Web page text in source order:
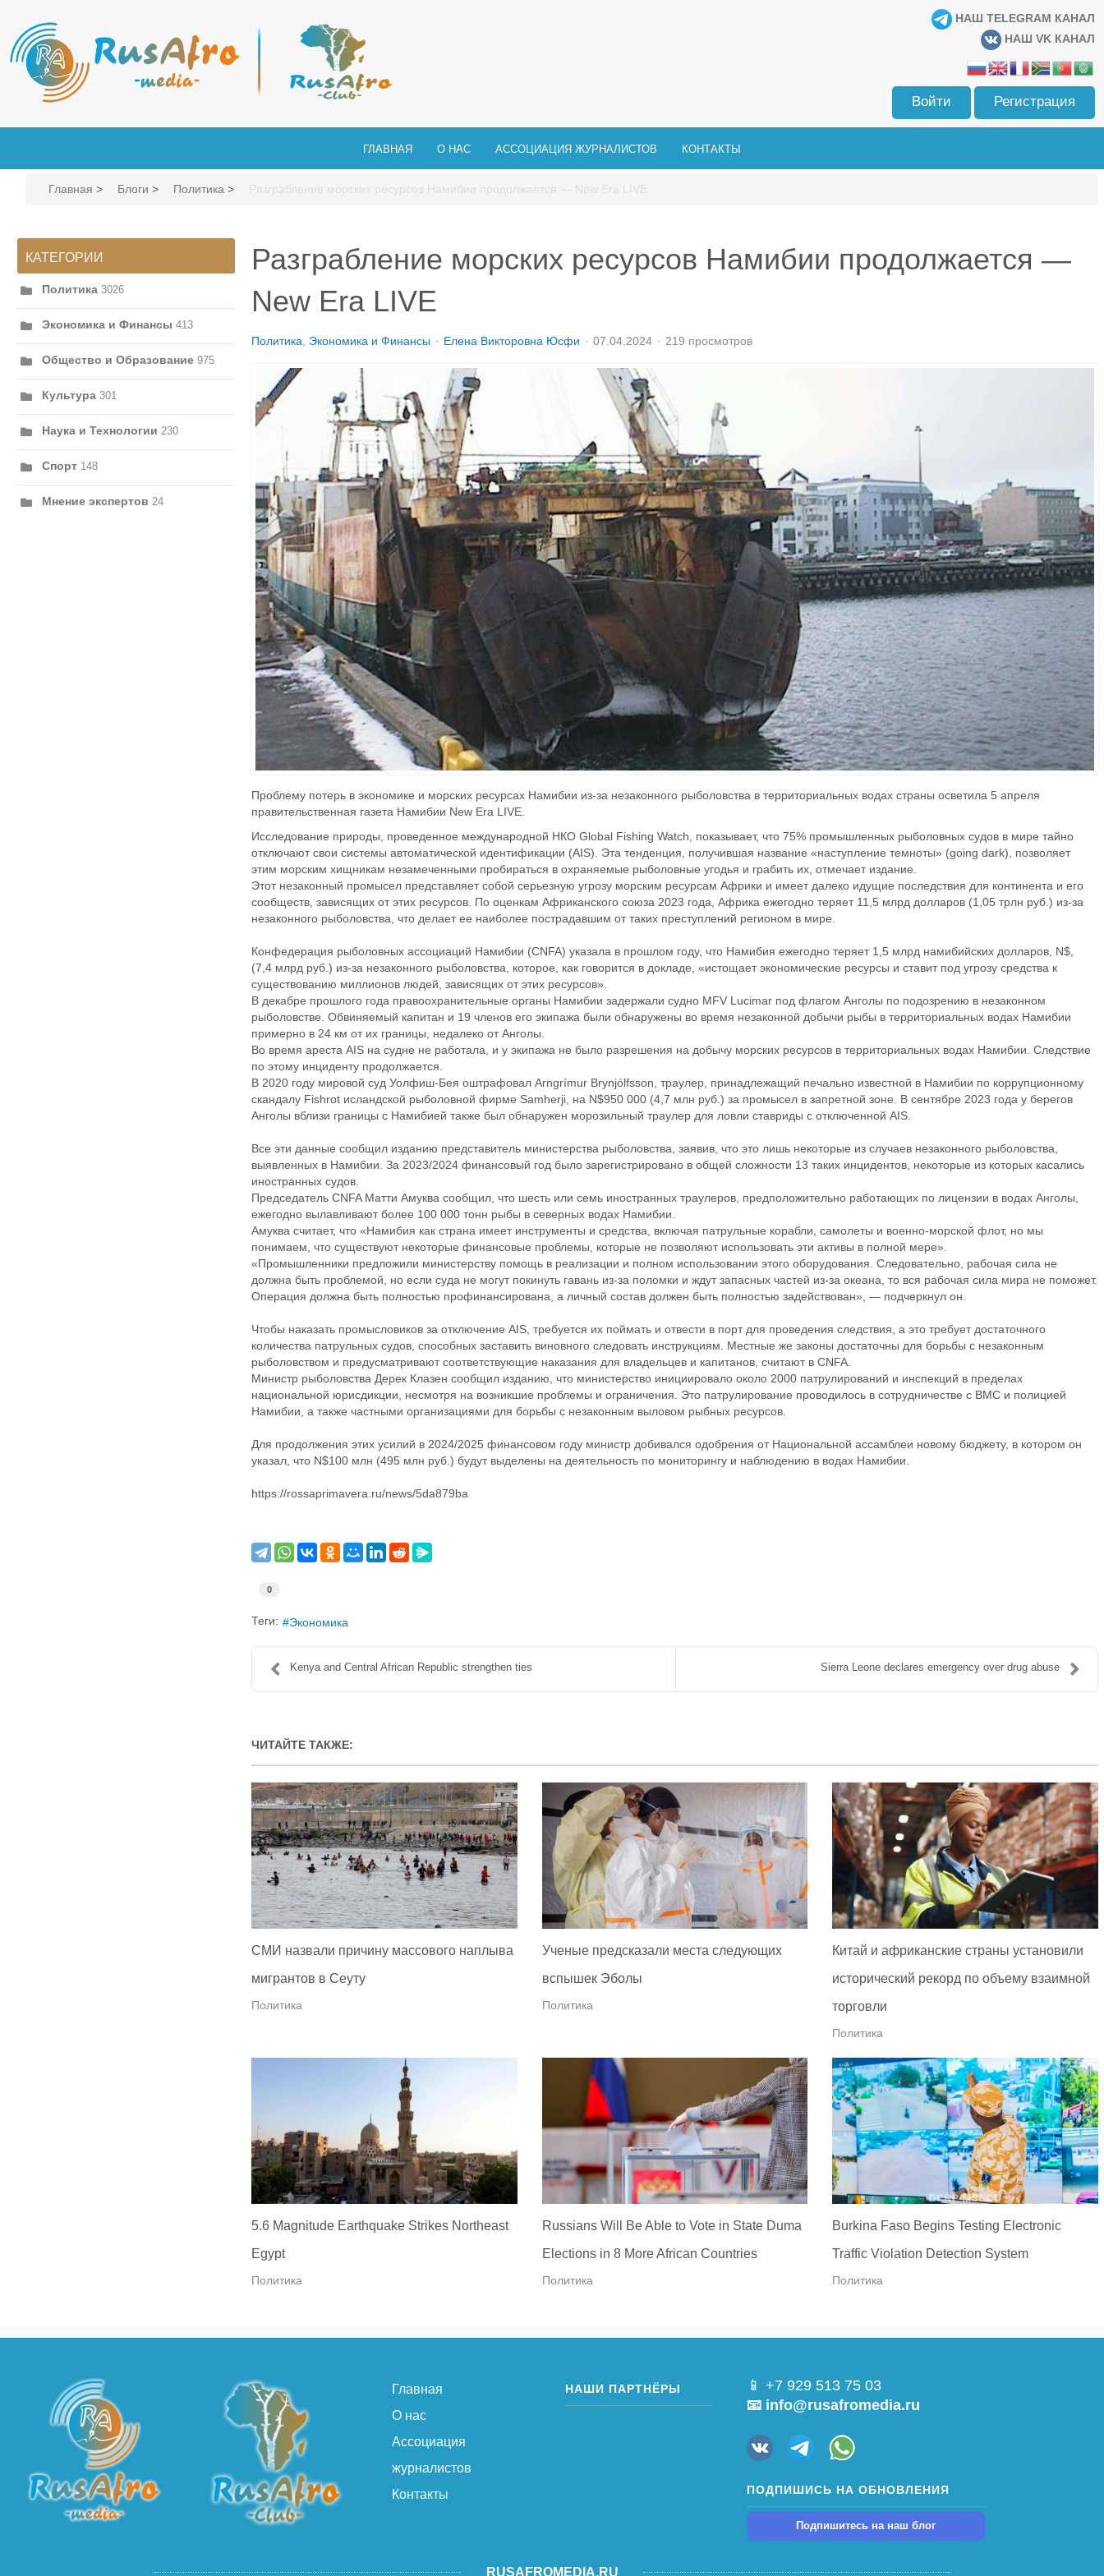
НАШ TELEGRAM КАНАЛ
НАШ VK КАНАЛ
Войти Регистрация
ГЛАВНАЯ О НАС АССОЦИАЦИЯ ЖУРНАЛИСТОВ КОНТАКТЫ
Главная > Блоги > Политика > Разграбление морских ресурсов Намибии продолжается — New Era LIVE
КАТЕГОРИИ
Политика 3026
Экономика и Финансы 413
Общество и Образование 975
Культура 301
Наука и Технологии 230
Спорт 148
Мнение экспертов 24
Разграбление морских ресурсов Намибии продолжается —
New Era LIVE
Политика Экономика и Финансы Елена Викторовна Юсфи 07.04.2024 219 просмотров
Проблему потерь в экономике и морских ресурсах Намибии из-за незаконного рыболовства в территориальных водах страны осветила 5 апреля
правительственная газета Намибии New Era LIVE.
Исследование природы, проведенное международной НКО Global Fishing Watch, показывает, что 75% промышленных рыболовных судов в мире тайно
отключают свои системы автоматической идентификации (AIS). Эта тенденция, получившая название «наступление темноты» (going dark), позволяет
этим морским хищникам незамеченными пробираться в охраняемые рыболовные угодья и грабить их, отмечает издание.
Этот незаконный промысел представляет собой серьезную угрозу морским ресурсам Африки и имеет далеко идущие последствия для континента и его
сообществ, зависящих от этих ресурсов. По оценкам Африканского союза 2023 года, Африка ежегодно теряет 11,5 млрд долларов (1,05 трлн руб.) из-за
незаконного рыболовства, что делает ее наиболее пострадавшим от таких преступлений регионом в мире.
Конфедерация рыболовных ассоциаций Намибии (CNFA) указала в прошлом году, что Намибия ежегодно теряет 1,5 млрд намибийских долларов, N$,
(7,4 млрд руб.) из-за незаконного рыболовства, которое, как говорится в докладе, «истощает экономические ресурсы и ставит под угрозу средства к
существованию миллионов людей, зависящих от этих ресурсов».
В декабре прошлого года правоохранительные органы Намибии задержали судно MFV Lucimar под флагом Анголы по подозрению в незаконном
рыболовстве. Обвиняемый капитан и 19 членов его экипажа были обнаружены во время незаконной добычи рыбы в территориальных водах Намибии
примерно в 24 км от их границы, недалеко от Анголы.
Во время ареста AIS на судне не работала, и у экипажа не было разрешения на добычу морских ресурсов в территориальных водах Намибии. Следствие
по этому инциденту продолжается.
В 2020 году мировой суд Уолфиш-Бея оштрафовал Arngrímur Brynjólfsson, траулер, принадлежащий печально известной в Намибии по коррупционному
скандалу Fishrot исландской рыболовной фирме Samherji, на N$950 000 (4,7 млн руб.) за промысел в запретной зоне. В сентябре 2023 года у берегов
Анголы вблизи границы с Намибией также был обнаружен морозильный траулер для ловли ставриды с отключенной AIS.
Все эти данные сообщил изданию представитель министерства рыболовства, заявив, что это лишь некоторые из случаев незаконного рыболовства,
выявленных в Намибии. За 2023/2024 финансовый год было зарегистрировано в общей сложности 13 таких инцидентов, некоторые из которых касались
иностранных судов.
Председатель CNFA Матти Амуква сообщил, что шесть или семь иностранных траулеров, предположительно работающих по лицензии в водах Анголы,
ежегодно вылавливают более 100 000 тонн рыбы в северных водах Намибии.
Амуква считает, что «Намибия как страна имеет инструменты и средства, включая патрульные корабли, самолеты и военно-морской флот, но мы
понимаем, что существуют некоторые финансовые проблемы, которые не позволяют использовать эти активы в полной мере».
«Промышленники предложили министерству помощь в реализации и полном использовании этого оборудования. Следовательно, рабочая сила не
должна быть проблемой, но если суда не могут покинуть гавань из-за поломки и ждут запасных частей из-за океана, то вся рабочая сила мира не поможет.
Операция должна быть полностью профинансирована, а личный состав должен быть полностью задействован», — подчеркнул он.
Чтобы наказать промысловиков за отключение AIS, требуется их поймать и отвести в порт для проведения следствия, а это требует достаточного
количества патрульных судов, способных заставить виновного следовать инструкциям. Местные же законы достаточны для борьбы с незаконным
рыболовством и предусматривают соответствующие наказания для владельцев и капитанов, считают в CNFA.
Министр рыболовства Дерек Клазен сообщил изданию, что министерство инициировало около 2000 патрулирований и инспекций в пределах
национальной юрисдикции, несмотря на возникшие проблемы и ограничения. Это патрулирование проводилось в сотрудничестве с ВМС и полицией
Намибии, а также частными организациями для борьбы с незаконным выловом рыбных ресурсов.
Для продолжения этих усилий в 2024/2025 финансовом году министр добивался одобрения от Национальной ассамблеи новому бюджету, в котором он
указал, что N$100 млн (495 млн руб.) будут выделены на деятельность по мониторингу и наблюдению в водах Намибии.
https://rossaprimavera.ru/news/5da879ba
0
Теги: Экономика
Kenya and Central African Republic strengthen ties Sierra Leone declares emergency over drug abuse
ЧИТАЙТЕ ТАКЖЕ:
СМИ назвали причину массового наплыва
мигрантов в Сеуту
Политика
Ученые предсказали места следующих
вспышек Эболы
Политика
Китай и африканские страны установили
исторический рекорд по объему взаимной
торговли
Политика
5.6 Magnitude Earthquake Strikes Northeast
Egypt
Политика
Russians Will Be Able to Vote in State Duma
Elections in 8 More African Countries
Политика
Burkina Faso Begins Testing Electronic
Traffic Violation Detection System
Политика
Главная
О нас
Ассоциация
журналистов
Контакты
НАШИ ПАРТНЁРЫ
📱 +7 929 513 75 03
📧 info@rusafromedia.ru
ПОДПИШИСЬ НА ОБНОВЛЕНИЯ
Подпишитесь на наш блог
RUSAFROMEDIA.RU